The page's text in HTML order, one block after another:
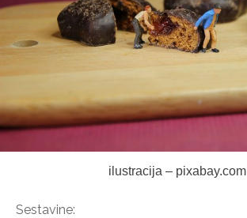
ilustracija – pixabay.com
Sestavine: